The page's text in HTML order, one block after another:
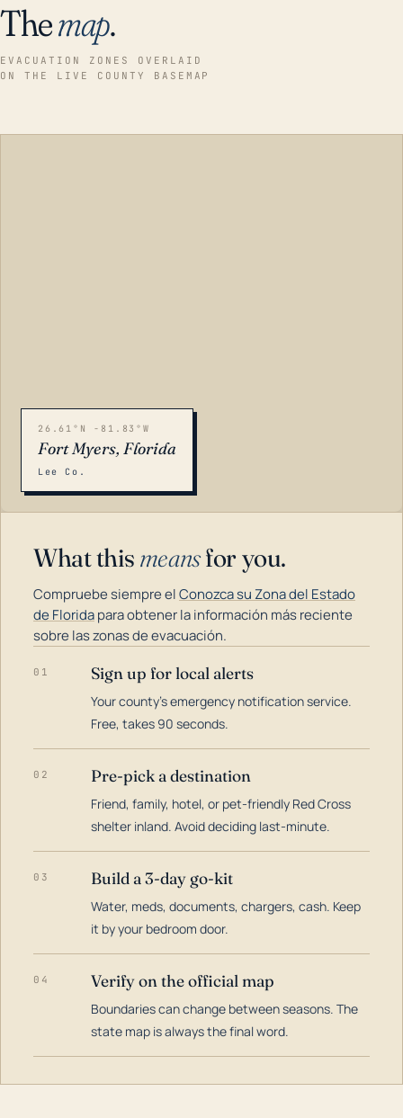
Themap.
EVACUATION ZONES OVERLAID
ON THE LIVE COUNTY BASEMAP
26.61°N -81.83°W
Fort Myers, Florida
Lee Co.
What this meansfor you.
Compruebe siempre elConozca su Zona del Estado
de Floridapara obtener la información más reciente
sobre las zonas de evacuación.
01 Sign up for local alerts
Your county's emergency notification service.
Free, takes 90 seconds.
02 Pre-pick a destination
Friend, family, hotel, or pet-friendly Red Cross
shelter inland. Avoid deciding last-minute.
03 Build a 3-day go-kit
Water, meds, documents, chargers, cash. Keep
it by your bedroom door.
04 Verify on the official map
Boundaries can change between seasons. The
state map is always the final word.